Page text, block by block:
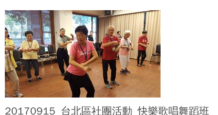
20170915_台北區社團活動_快樂歌唱舞蹈班